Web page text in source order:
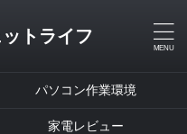
トライフ
パソコン作業環境
家電レビュー